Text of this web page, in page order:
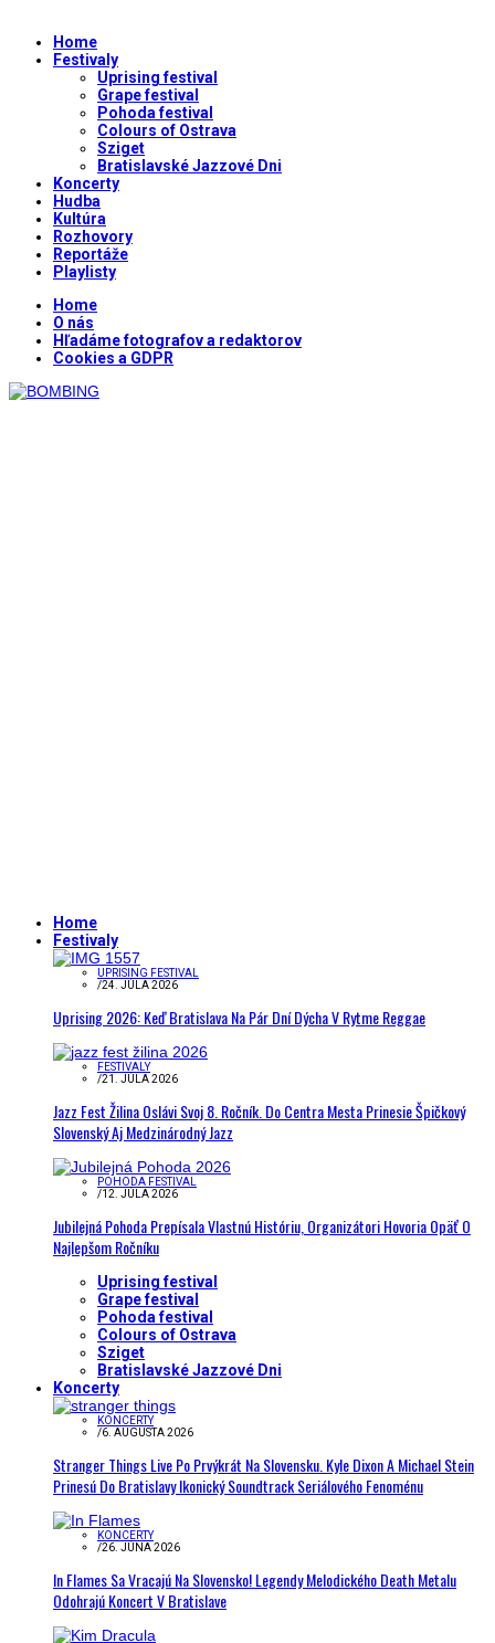
Home
Festivaly
Uprising festival
Grape festival
Pohoda festival
Colours of Ostrava
Sziget
Bratislavské Jazzové Dni
Koncerty
Hudba
Kultúra
Rozhovory
Reportáže
Playlisty
Home
O nás
Hľadáme fotografov a redaktorov
Cookies a GDPR
Home
Festivaly
UPRISING FESTIVAL
/24. JÚLA 2026
Uprising 2026: Keď Bratislava Na Pár Dní Dýcha V Rytme Reggae
FESTIVALY
/21. JÚLA 2026
Jazz Fest Žilina Oslávi Svoj 8. Ročník. Do Centra Mesta Prinesie Špičkový
Slovenský Aj Medzinárodný Jazz
POHODA FESTIVAL
/12. JÚLA 2026
Jubilejná Pohoda Prepísala Vlastnú Históriu, Organizátori Hovoria Opäť O
Najlepšom Ročníku
Uprising festival
Grape festival
Pohoda festival
Colours of Ostrava
Sziget
Bratislavské Jazzové Dni
Koncerty
KONCERTY
/6. AUGUSTA 2026
Stranger Things Live Po Prvýkrát Na Slovensku. Kyle Dixon A Michael Stein
Prinesú Do Bratislavy Ikonický Soundtrack Seriálového Fenoménu
KONCERTY
/26. JÚNA 2026
In Flames Sa Vracajú Na Slovensko! Legendy Melodického Death Metalu
Odohrajú Koncert V Bratislave